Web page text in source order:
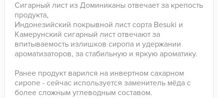
Сигарный лист из Доминиканы отвечает за крепость
продукта,
Индонезийский покрывной лист сорта Besuki и
Камерунский сигарный лист отвечают за
впитываемость излишков сиропа и удержании
ароматизаторов, за стабильную и яркую ароматику.
Ранее продукт варился на инвертном сахарном
сиропе - сейчас используется заменитель мёда с
более сложным углеводным составом.